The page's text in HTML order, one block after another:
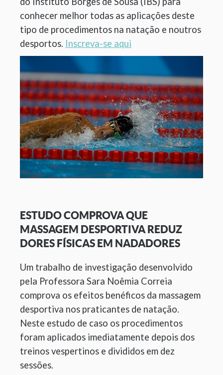
conhecer melhor todas as aplicações deste
tipo de procedimentos na natação e noutros
desportos. Inscreva-se aqui
ESTUDO COMPROVA QUE
MASSAGEM DESPORTIVA REDUZ
DORES FÍSICAS EM NADADORES
Um trabalho de investigação desenvolvido
pela Professora Sara Noêmia Correia
comprova os efeitos benéficos da massagem
desportiva nos praticantes de natação.
Neste estudo de caso os procedimentos
foram aplicados imediatamente depois dos
treinos vespertinos e divididos em dez
sessões.